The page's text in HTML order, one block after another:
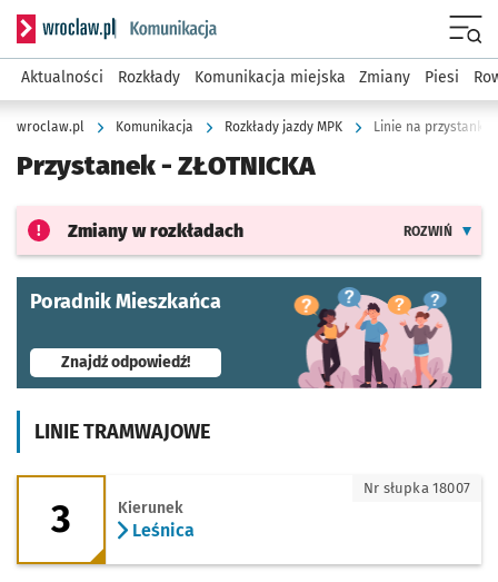
Serwis informacyjny wroclaw.pl podserwis: Komunikacja
Aktualności Rozkłady Komunikacja miejska Zmiany Piesi
wroclaw.pl Komunikacja Rozkłady jazdy MPK Linie na przystanku
Przystanek - ZŁOTNICKA
Zmiany w rozkładach ROZWIŃ
Poradnik Mieszkańca
Znajdź odpowiedź!- otworzy się w nowej karcie
LINIE TRAMWAJOWE
3 - kierunek Leśnica
3 Kierunek
Leśnica
Nr słupka 18007